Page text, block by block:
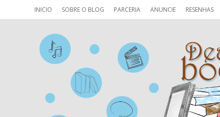
INICIO SOBRE O BLOG PARCERIA ANUNCIE RESENHAS